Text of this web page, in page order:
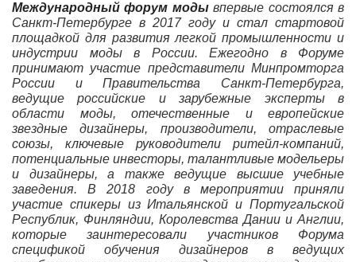
Международный форум модывпервые состоялся в
Санкт-Петербурге в 2017 году и стал стартовой
площадкой для развития легкой промышленности и
индустрии моды в России. Ежегодно в Форуме
принимают участие представители Минпромторга
России и Правительства Санкт-Петербурга,
ведущие российские и зарубежные эксперты в
области моды, отечественные и европейские
звездные дизайнеры, производители, отраслевые
союзы, ключевые руководители ритейл-компаний,
потенциальные инвесторы, талантливые модельеры
и дизайнеры, а также ведущие высшие учебные
заведения. В 2018 году в мероприятии приняли
участие спикеры из Итальянской и Португальской
Республик, Финляндии, Королевства Дании и Англии,
которые заинтересовали участников Форума
спецификой обучения дизайнеров в ведущих